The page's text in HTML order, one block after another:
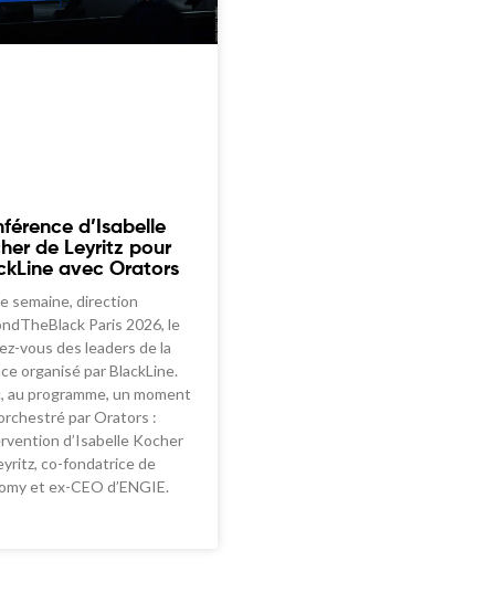
d’Isabelle
de Leyritz pour
avec Orators
semaine, direction
Paris 2026, le
vous des leaders de la
organisé par BlackLine.
au programme, un moment
par Orators :
d’Isabelle Kocher
co-fondatrice de
et ex-CEO d’ENGIE.